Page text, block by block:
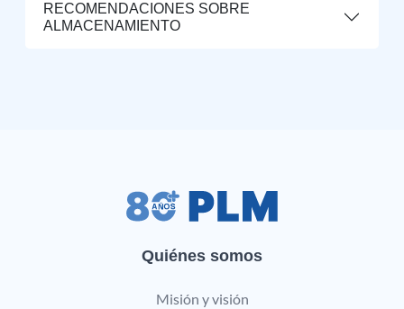
RECOMENDACIONES SOBRE
ALMACENAMIENTO
Quiénes somos
Misión y visión